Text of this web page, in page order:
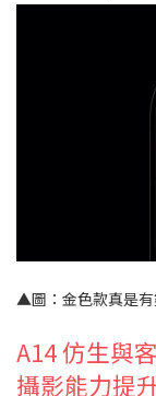
▲圖：金色款真是有
A14 仿生與
攝影能力提